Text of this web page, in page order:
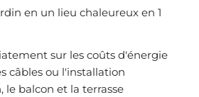
en un lieu chaleureux en 1
sur les coûts d'énergie
câbles ou l'installation
balcon et la terrasse